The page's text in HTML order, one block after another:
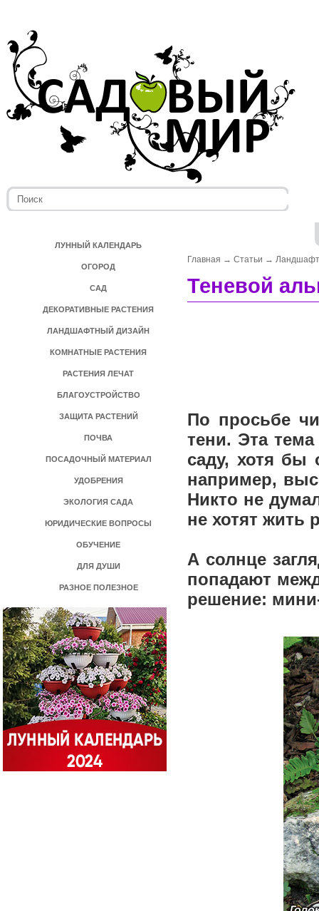
ЛУННЫЙ КАЛЕНДАРЬ
ОГОРОД
САД
ДЕКОРАТИВНЫЕ РАСТЕНИЯ
ЛАНДШАФТНЫЙ ДИЗАЙН
КОМНАТНЫЕ РАСТЕНИЯ
РАСТЕНИЯ ЛЕЧАТ
БЛАГОУСТРОЙСТВО
ЗАЩИТА РАСТЕНИЙ
ПОЧВА
ПОСАДОЧНЫЙ МАТЕРИАЛ
УДОБРЕНИЯ
ЭКОЛОГИЯ САДА
ЮРИДИЧЕСКИЕ ВОПРОСЫ
ОБУЧЕНИЕ
ДЛЯ ДУШИ
РАЗНОЕ ПОЛЕЗНОЕ
Главная → Статьи →
Теневой
По просьбе
тени. Эта
саду, хотя бы
например,
Никто не
не хотят жить
А солнце
попадают
решение: